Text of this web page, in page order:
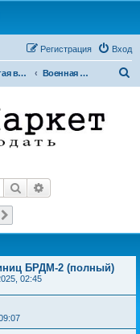
Вход
Регистрация
Другая внедорожная техника Военная техника
Поиск
БРДМ-2 (полный)
02:45